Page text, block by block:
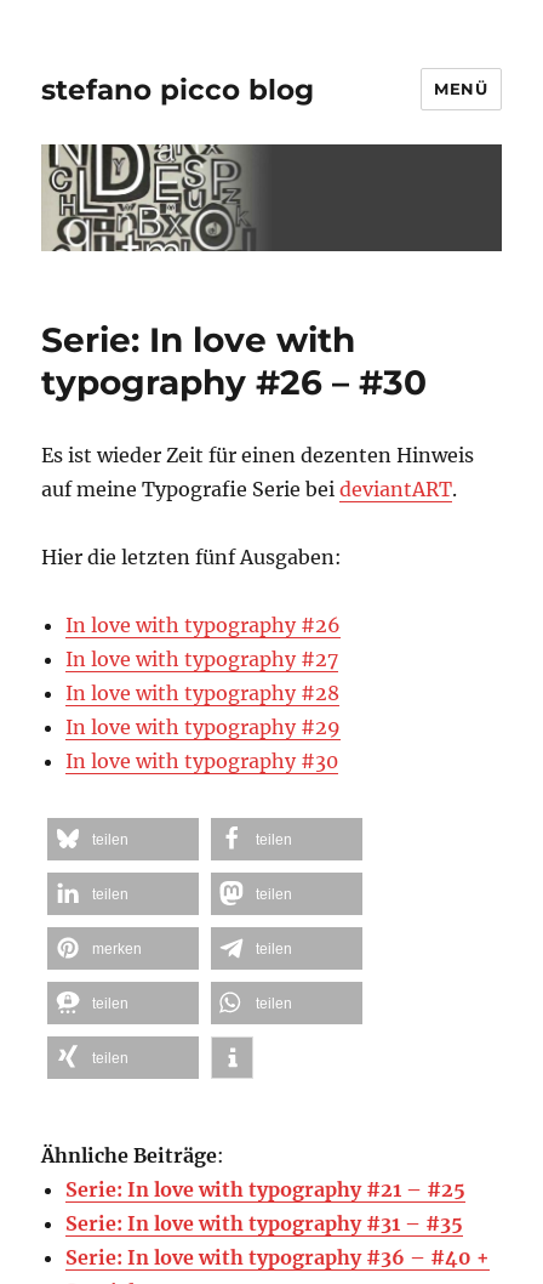
stefano picco blog MENÜ
Serie: In love with
typography #26 – #30
Es ist wieder Zeit für einen dezenten Hinweis
auf meine Typografie Serie beideviantART.
Hier die letzten fünf Ausgaben:
In love with typography #26
In love with typography #27
In love with typography #28
In love with typography #29
In love with typography #30
teilen teilen
teilen teilen
merken teilen
teilen teilen
teilen
Ähnliche Beiträge:
Serie: In love with typography #21 – #25
Serie: In love with typography #31 – #35
Serie: In love with typography #36 – #40 +